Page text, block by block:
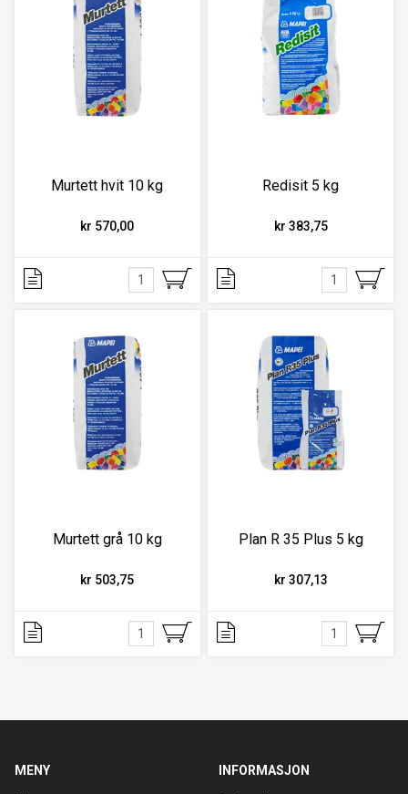
Murtett hvit 10 kg
kr 570,00
Redisit 5 kg
kr 383,75
Murtett grå 10 kg
kr 503,75
Plan R 35 Plus 5 kg
kr 307,13
MENY INFORMASJON